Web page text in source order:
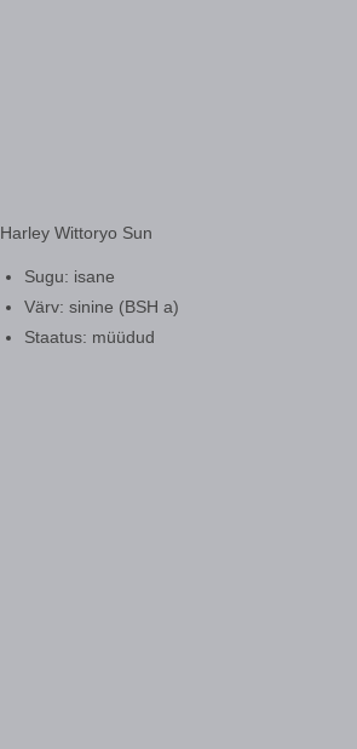
Harley Wittoryo Sun
Sugu: isane
Värv: sinine (BSH a)
Staatus: müüdud